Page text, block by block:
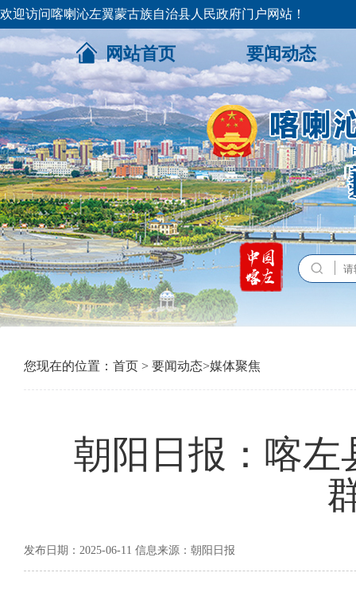
欢迎访问喀喇沁左翼蒙古族自治县人民政府门户网站！
网站首页 要闻动态
您现在的位置： 首页 > 要闻动态>媒体聚焦
朝阳日报：喀左
发布日期：2025-06-11 信息来源：朝阳日报